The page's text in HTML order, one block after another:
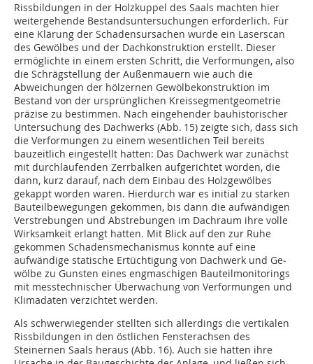
Rissbildungen in der Holzkuppel des Saals machten hier
weitergehende Bestandsuntersuchungen erforderlich. Für
eine Klärung der Schadensursachen wurde ein Laserscan
des Gewölbes und der Dachkonstruktion erstellt. Dieser
ermöglichte in einem ersten Schritt, die Verformungen, also
die Schrägstellung der Außenmauern wie auch die
Abweichungen der hölzernen Gewölbekonstruktion im
Bestand von der ursprünglichen Kreissegmentgeometrie
präzise zu bestimmen. Nach eingehender bauhistorischer
Untersuchung des Dachwerks (Abb. 15) zeigte sich, dass sich
die Verformungen zu einem wesentlichen Teil bereits
bauzeitlich eingestellt hatten: Das Dachwerk war zunächst
mit durchlaufenden Zerrbalken aufgerichtet worden, die
dann, kurz darauf, nach dem Einbau des Holzgewölbes
gekappt worden waren. Hierdurch war es initial zu starken
Bauteilbewegungen gekommen, bis dann die aufwändigen
Verstrebun­gen und Abstrebungen im Dachraum ihre volle
Wirksamkeit erlangt hatten. Mit Blick auf den zur Ruhe
gekommen Schadensmechanismus konnte auf eine
aufwändige ­statische Ertüchtigung von Dachwerk und Ge­
wölbe zu Gunsten eines engmaschigen Bau­teilmonitorings
mit messtechnischer Überwachung von Verformungen und
Klimadaten verzichtet werden.
Als schwerwiegender stellten sich allerdings die vertikalen
Rissbildungen in den östlichen Fensterachsen des
Steinernen Saals heraus (Abb. 16). Auch sie hatten ihre